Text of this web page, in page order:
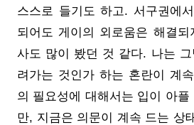
스스로 들기도 하고. 서구권에
되어도 게이의 외로움은 해결
사도 많이 봤던 것 같다. 나는
려가는 것인가 하는 혼란이 계
의 필요성에 대해서는 입이 아플
만, 지금은 의문이 계속 드는 상